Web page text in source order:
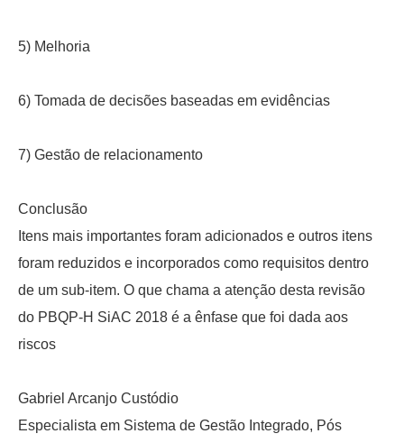
5) Melhoria
6) Tomada de decisões baseadas em evidências
7) Gestão de relacionamento
Conclusão
Itens mais importantes foram adicionados e outros itens
foram reduzidos e incorporados como requisitos dentro
de um sub-item. O que chama a atenção desta revisão
do PBQP-H SiAC 2018 é a ênfase que foi dada aos
riscos
Gabriel Arcanjo Custódio
Especialista em Sistema de Gestão Integrado, Pós